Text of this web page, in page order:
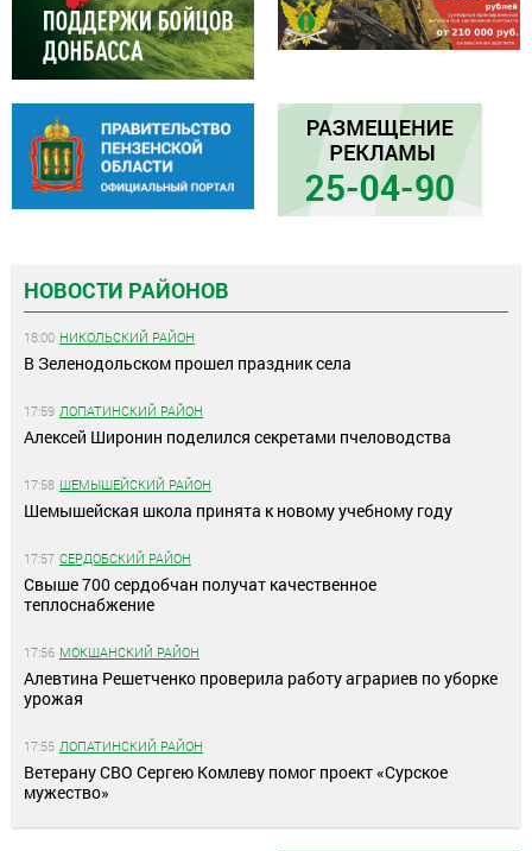
НОВОСТИ РАЙОНОВ
18:00 НИКОЛЬСКИЙ РАЙОН
В Зеленодольском прошел праздник села
17:59 ЛОПАТИНСКИЙ РАЙОН
Алексей Широнин поделился секретами пчеловодства
17:58 ШЕМЫШЕЙСКИЙ РАЙОН
Шемышейская школа принята к новому учебному году
17:57 СЕРДОБСКИЙ РАЙОН
Свыше 700 сердобчан получат качественное
теплоснабжение
17:56 МОКШАНСКИЙ РАЙОН
Алевтина Решетченко проверила работу аграриев по уборке
урожая
17:55 ЛОПАТИНСКИЙ РАЙОН
Ветерану СВО Сергею Комлеву помог проект «Сурское
мужество»